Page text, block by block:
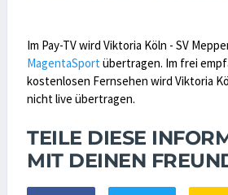
Im Pay-TV wird Viktoria Köln - SV
MagentaSportübertragen. Im frei
kostenlosen Fernsehen wird Viktoria
nicht live übertragen.
TEILE DIESE
MIT DEINEN